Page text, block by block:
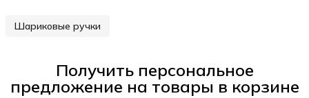
Шариковые ручки
Получить персональное
предложение на товары в корзине